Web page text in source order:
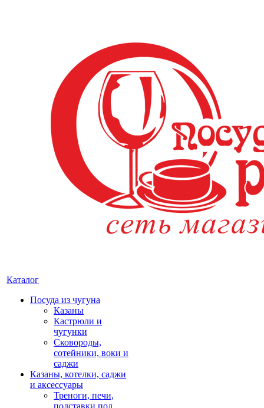
Каталог
Посуда из чугуна
Казаны
Кастрюли и
чугунки
Сковороды,
сотейники, воки и
саджи
Казаны, котелки, саджи
и аксессуары
Треноги, печи,
подставки под